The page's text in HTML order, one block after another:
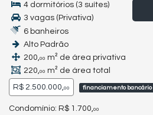
4 dormitórios (3 suítes)
3 vagas (Privativa)
6 banheiros
Alto Padrão
200,00 m² de área privativa
220,00 m² de área total
R$ 2.500.000,00 financiamento bancário
Condomínio: R$ 1.700, 00